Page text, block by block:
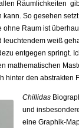
Räumlichkeiten
So gesehen
Raum ist
weiß
entgegen springt.
mathematischen
hinter den abstrakten
Chillidas
und
eine Graphik-